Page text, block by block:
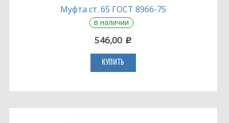
Муфта ст. 65 ГОСТ 8966-75
в наличии
546,00 c
КУПИТЬ